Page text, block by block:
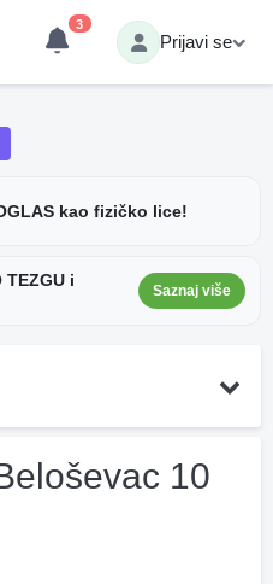
3
Prijavi se
kao fizičko lice!
TEZGU i
Saznaj više
10